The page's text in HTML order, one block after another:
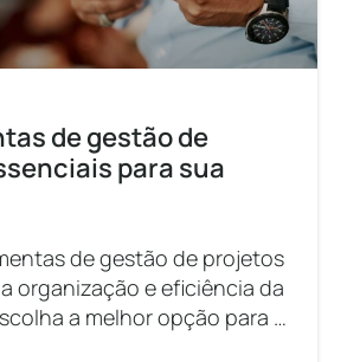
de gestão de
para sua
de gestão de projetos
organização e eficiência da
a melhor opção para a